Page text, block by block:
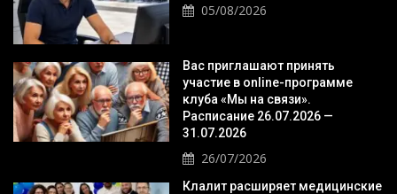
05/08/2026
Вас приглашают принять
участие в online-программе
клуба «Мы на связи».
Расписание 26.07.2026 —
31.07.2026
26/07/2026
Клалит расширяет медицинские